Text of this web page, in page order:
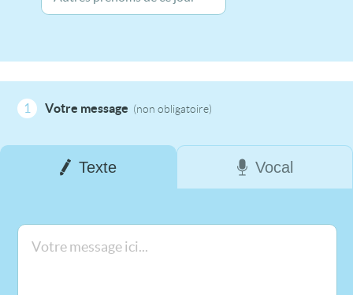
1 Votre message (non obligatoire)
Texte Vocal